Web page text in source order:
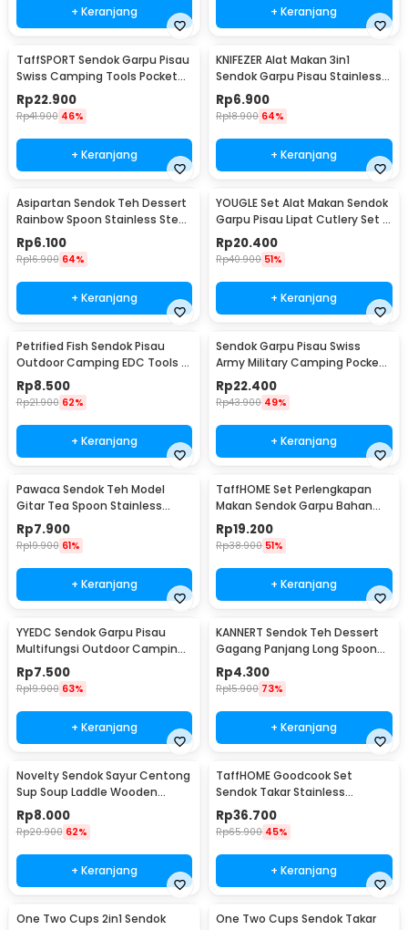
+ Keranjang + Keranjang
TaffSPORT Sendok Garpu Pisau
Swiss Camping Tools Pocket
Knife EDC 5in1 - A008
Rp22.900
Rp41.900 46%
+ Keranjang
KNIFEZER Alat Makan 3in1
Sendok Garpu Pisau Stainless
Travel 20cm - HG1514
Rp6.900
Rp18.900 64%
+ Keranjang
Asipartan Sendok Teh Dessert
Rainbow Spoon Stainless Steel
Bulat - A014
Rp6.100
Rp16.900 64%
+ Keranjang
YOUGLE Set Alat Makan Sendok
Garpu Pisau Lipat Cutlery Set 3
PCS - A009
Rp20.400
Rp40.900 51%
+ Keranjang
Petrified Fish Sendok Pisau
Outdoor Camping EDC Tools -
LX709
Rp8.500
Rp21.900 62%
+ Keranjang
Sendok Garpu Pisau Swiss
Army Military Camping Pocket
Knife EDC 4 in 1 - A011
Rp22.400
Rp43.900 49%
+ Keranjang
Pawaca Sendok Teh Model
Gitar Tea Spoon Stainless
Steel 304 12cm - RR-09
Rp7.900
Rp19.900 61%
+ Keranjang
TaffHOME Set Perlengkapan
Makan Sendok Garpu Bahan
Bambu Cutlery Set - EA02510
Rp19.200
Rp38.900 51%
+ Keranjang
YYEDC Sendok Garpu Pisau
Multifungsi Outdoor Camping
Spork EDC Tools - LX708
Rp7.500
Rp19.900 63%
+ Keranjang
KANNERT Sendok Teh Dessert
Gagang Panjang Long Spoon
Stainless Steel - RR-11
Rp4.300
Rp15.900 73%
+ Keranjang
Novelty Sendok Sayur Centong
Sup Soup Laddle Wooden
Spoon - RR-20
Rp8.000
Rp20.900 62%
+ Keranjang
TaffHOME Goodcook Set
Sendok Takar Stainless
Measuring Spoon 8 PCS - 167
Rp36.700
Rp65.900 45%
+ Keranjang
One Two Cups 2in1 Sendok
One Two Cups Sendok Takar